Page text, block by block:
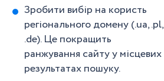
Зробити вибір на користь
регіонального домену (.ua, .pl,
.de). Це покращить
ранжування сайту у місцевих
результатах пошуку.